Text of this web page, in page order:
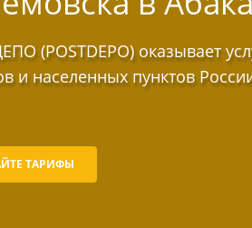
(POSTDEPO) оказывает
и населенных пунктов
ТАРИФЫ